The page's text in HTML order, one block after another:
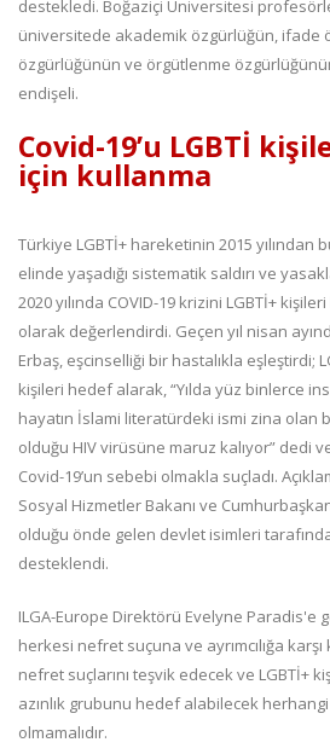
destekledi. Boğaziçi Üniversitesi
üniversitede akademik özgürlüğün, ifade
özgürlüğünün ve örgütlenme
endişeli.
Covid-19’u LGBTİ
için kullanma
Türkiye LGBTİ+ hareketinin 2015 yılından
elinde yaşadığı sistematik saldırı ve
2020 yılında COVID-19 krizini LGBTİ+
olarak değerlendirdi. Geçen yıl nisan
Erbaş, eşcinselliği bir hastalıkla eşleştirdi;
kişileri hedef alarak, “Yılda yüz binlerce
hayatın İslami literatürdeki ismi zina olan
olduğu HIV virüsüne maruz kalıyor” dedi
Covid-19’un sebebi olmakla suçladı.
Sosyal Hizmetler Bakanı ve
olduğu önde gelen devlet isimleri
desteklendi.
ILGA-Europe Direktörü Evelyne Paradis'e
herkesi nefret suçuna ve ayrımcılığa
nefret suçlarını teşvik edecek ve LGBTİ+
azınlık grubunu hedef alabilecek herhangi
olmamalıdır.